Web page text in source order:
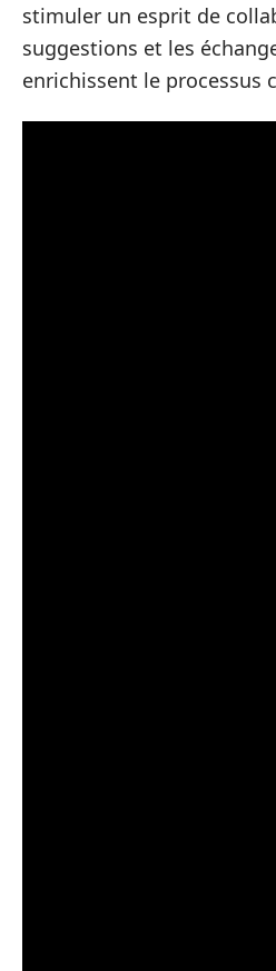
stimuler un esprit de
suggestions et les
enrichissent le processus